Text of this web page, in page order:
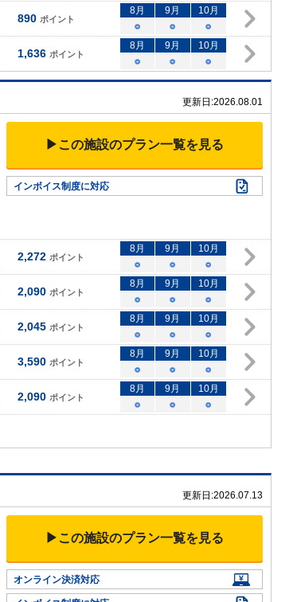
890 ポイント
8月 9月 10月
○
○ ○
1,636 ポイント
8月 9月 10月
○
○ ○
更新日:2026.08.01
▶この施設のプラン一覧を見る
インボイス制度に対応
2,272 ポイント
8月 9月 10月
○
○ ○
2,090 ポイント
8月 9月 10月
○
○ ○
2,045 ポイント
8月 9月 10月
○
○ ○
3,590 ポイント
8月 9月 10月
○
○ ○
2,090 ポイント
8月 9月 10月
○
○ ○
更新日:2026.07.13
▶この施設のプラン一覧を見る
オンライン決済対応